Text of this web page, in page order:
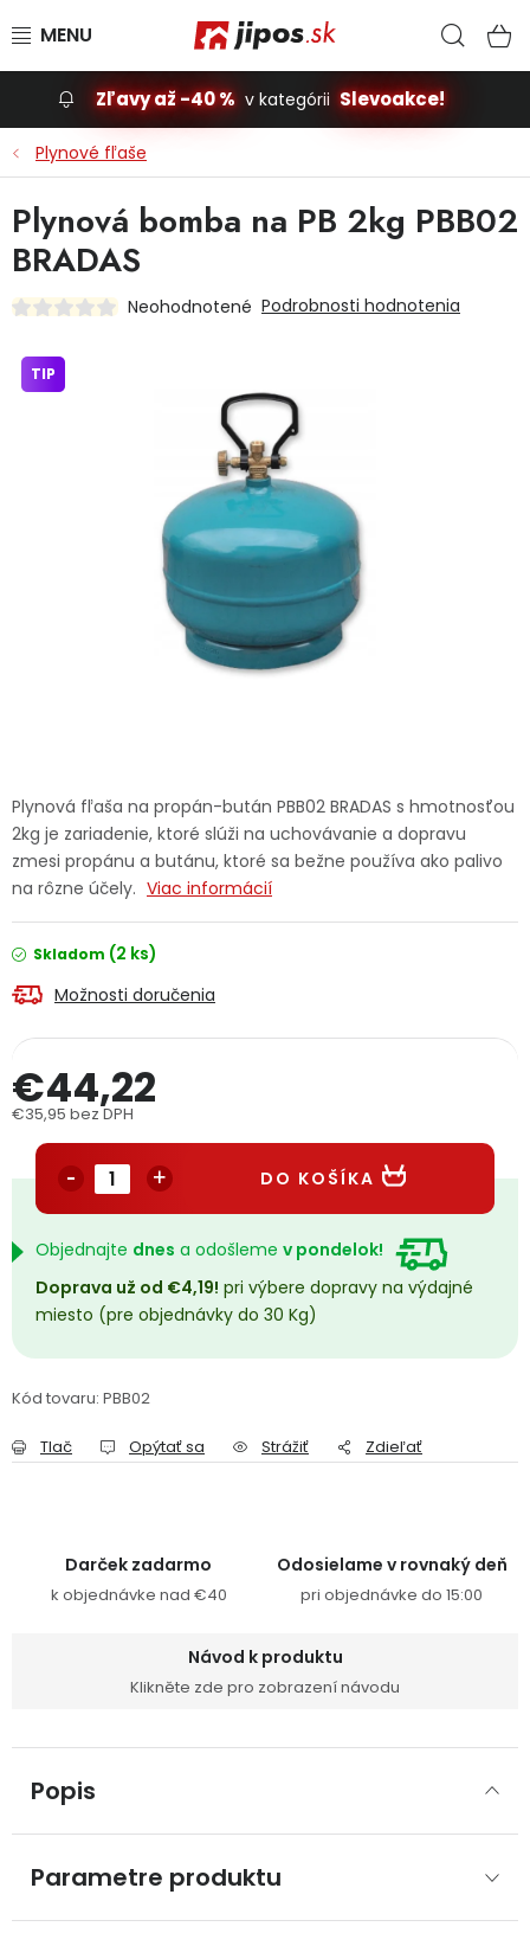
Slevoakce
Stavba, dom
Dielňa
Príslušenstvo pre automobily
Vybavenie a hračky pre deti
Ochranné pracovné pomôcky
Servis náradia Hodnotenie obchodu
Doprava a platba
Reklamačný formulár Odstúpenie v lehote 14 dní
Obchodné podmienky Reklamačný poriadok
Podmienky ochrany osobných údajov
Přihlášení Registrace +
Zľavy až -40 % v kategórii Slevoakce!
Plynové fľaše
Plynová fľaša na propán-bután PBB02 BRADAS s hmotnosťou
2kg je zariadenie, ktoré slúži na uchovávanie a dopravu
zmesi propánu a butánu, ktoré sa bežne používa ako palivo
na rôzne účely. Viac informácií
Skladom (2 ks)
Možnosti doručenia
€44,22
€35,95 bez DPH
DO KOŠÍKA
Objednajte dnes a odošleme v pondelok!
Doprava už od €4,19! pri výbere dopravy na výdajné
miesto (pre objednávky do 30 Kg)
Kód tovaru: PBB02
Tlač Opýtať sa Strážiť Zdieľať
Plynová bomba na PB 2kg PBB02
BRADAS
Neohodnotené Podrobnosti hodnotenia
TIP
Darček zadarmo
k objednávke nad €40
Odosielame v rovnaký deň
pri objednávke do 15:00
Návod k produktu
Klikněte zde pro zobrazení návodu
Popis
Parametre produktu